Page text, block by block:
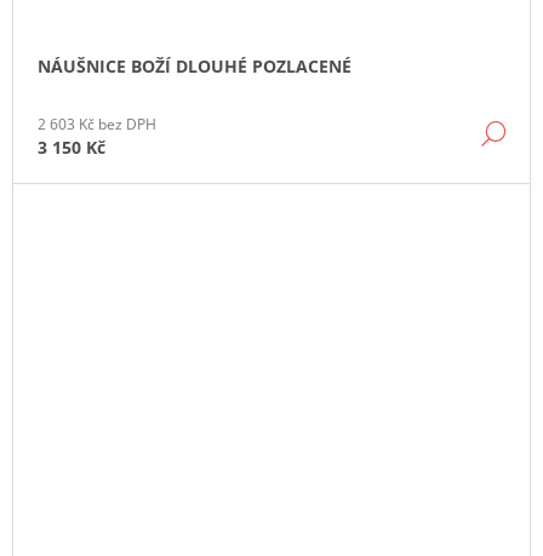
NÁUŠNICE BOŽÍ DLOUHÉ POZLACENÉ
2 603 Kč bez DPH
3 150 Kč